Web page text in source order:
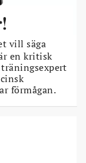
vill säga
en kritisk
förmågan.